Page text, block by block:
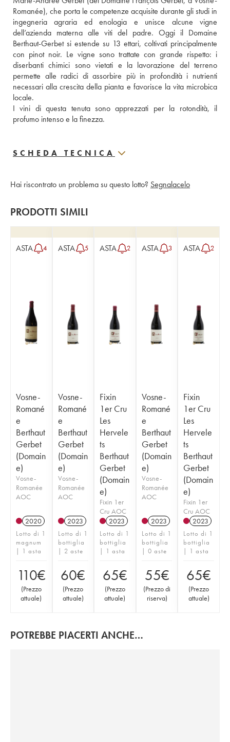
Romanée), che porta le competenze acquisite durante gli studi in
ingegneria agraria ed enologia e unisce alcune vigne
dell’azienda materna alle viti del padre. Oggi il Domaine
Berthaut-Gerbet si estende su 13 ettari, coltivati principalmente
con pinot noir. Le vigne sono trattate con grande rispetto: i
diserbanti chimici sono vietati e la lavorazione del terreno
permette alle radici di assorbire più in profondità i nutrienti
necessari alla crescita della pianta e favorisce la vita microbica
locale.
I vini di questa tenuta sono apprezzati per la rotondità, il
profumo intenso e la finezza.
SCHEDA TECNICA
Hai riscontrato un problema su questo lotto? Segnalacelo
PRODOTTI SIMILI
ASTA 4
Vosne-
Romané
e
Berthaut
Gerbet
(Domain
e)
Vosne-
Romanée
AOC
2020
Lotto di 1
magnum
| 1 asta
110€
(Prezzo
attuale)
ASTA 5
Vosne-
Romané
e
Berthaut
Gerbet
(Domain
e)
Vosne-
Romanée
AOC
2023
Lotto di 1
bottiglia
| 2 aste
60€
(Prezzo
attuale)
ASTA 2
Fixin
1er Cru
Les
Hervele
ts
Berthaut
Gerbet
(Domain
e)
Fixin 1er
Cru AOC
2023
Lotto di 1
bottiglia
| 1 asta
65€
(Prezzo
attuale)
ASTA 3
Vosne-
Romané
e
Berthaut
Gerbet
(Domain
e)
Vosne-
Romanée
AOC
2023
Lotto di 1
bottiglia
| 0 aste
55€
(Prezzo di
riserva)
ASTA 2
Fixin
1er Cru
Les
Hervele
ts
Berthaut
Gerbet
(Domain
e)
Fixin 1er
Cru AOC
2023
Lotto di 1
bottiglia
| 1 asta
65€
(Prezzo
attuale)
POTREBBE PIACERTI ANCHE…